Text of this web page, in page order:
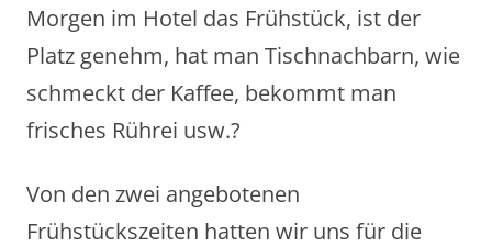
Morgen im Hotel das Frühstück, ist der
Platz genehm, hat man Tischnachbarn, wie
schmeckt der Kaffee, bekommt man
frisches Rührei usw.?
Von den zwei angebotenen
Frühstückszeiten hatten wir uns für die